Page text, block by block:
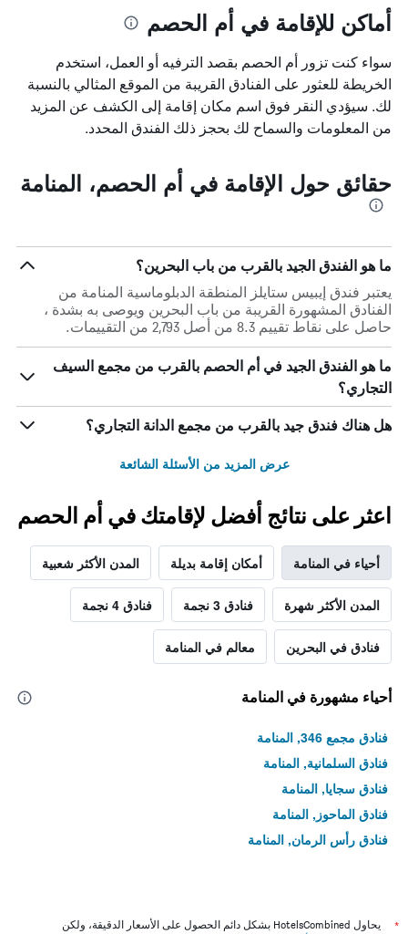
أماكن للإقامة في أم الحصم
سواء كنت تزور أم الحصم بقصد الترفيه أو العمل، استخدم
الخريطة للعثور على الفنادق القريبة من الموقع المثالي بالنسبة
لك. سيؤدي النقر فوق اسم مكان إقامة إلى الكشف عن المزيد
من المعلومات والسماح لك بحجز ذلك الفندق المحدد.
حقائق حول الإقامة في أم الحصم، المنامة
ما هو الفندق الجيد بالقرب من باب البحرين؟
يعتبر فندق إيبيس ستايلز المنطقة الدبلوماسية المنامة من
الفنادق المشهورة القريبة من باب البحرين ويوصى به بشدة ،
حاصل على نقاط تقييم 8.3 من أصل 2,793 من التقييمات.
ما هو الفندق الجيد في أم الحصم بالقرب من مجمع السيف
التجاري؟
هل هناك فندق جيد بالقرب من مجمع الدانة التجاري؟
عرض المزيد من الأسئلة الشائعة
اعثر على نتائج أفضل لإقامتك في أم الحصم
أحياء في المنامة أمكان إقامة بديلة المدن الأكثر شعبية
المدن الأكثر شهرة فنادق 3 نجمة فنادق 4 نجمة
فنادق في البحرين معالم في المنامة
أحياء مشهورة في المنامة
فنادق مجمع 346, المنامة
فنادق السلمانية, المنامة
فنادق سجايا, المنامة
فنادق الماحوز, المنامة
فنادق رأس الرمان, المنامة
*
يحاول HotelsCombined بشكل دائم الحصول على الأسعار الدقيقة، ولكن